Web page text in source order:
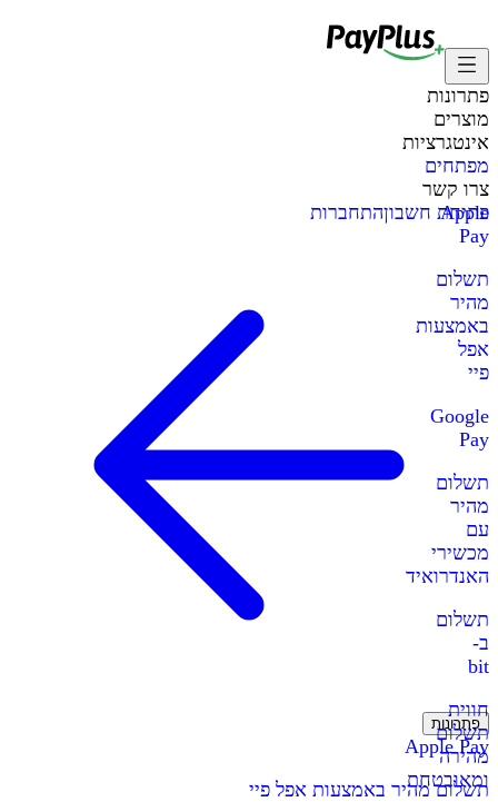
פתרונות
מוצרים
אינטגרציות
מפתחים
צרו קשר
Apple
Pay
תשלום
מהיר
באמצעות
אפל
פיי
Google
Pay
תשלום
מהיר
עם
מכשירי
האנדרואיד
תשלום
ב-
bit
חווית
תשלום
מהירה
ומאובטחת
פתיחת חשבוןהתחברות
פתרונות
Apple Pay
תשלום מהיר באמצעות אפל פיי